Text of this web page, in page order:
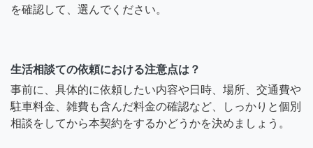
を確認して、選んでください。
生活相談ての依頼における注意点は？
事前に、具体的に依頼したい内容や日時、場所、交通費や
駐車料金、雑費も含んだ料金の確認など、しっかりと個別
相談をしてから本契約をするかどうかを決めましょう。